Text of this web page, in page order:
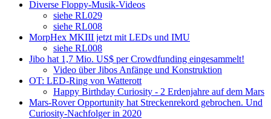
Diverse Floppy-Musik-Videos
siehe RL029
siehe RL008
MorpHex MKIII jetzt mit LEDs und IMU
siehe RL008
Jibo hat 1,7 Mio. US$ per Crowdfunding eingesammelt!
Video über Jibos Anfänge und Konstruktion
OT: LED-Ring von Watterott
Happy Birthday Curiosity - 2 Erdenjahre auf dem Mars
Mars-Rover Opportunity hat Streckenrekord gebrochen. Und
Curiosity-Nachfolger in 2020